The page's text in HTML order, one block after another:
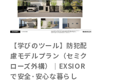
【学びのツール】防犯配
慮モデルプラン（セミク
ローズ外構）│EXSIOR
で安全･安心な暮らし